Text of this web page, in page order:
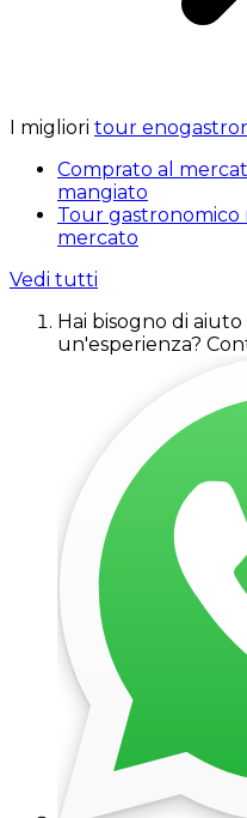
I migliori tour
Comprato al
mangiato
Tour gastronomico
mercato
Vedi tutti
Hai bisogno di
un'esperienza?